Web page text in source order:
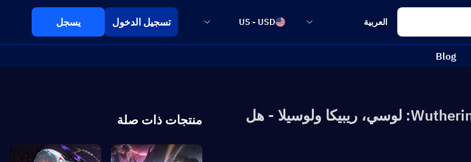
العربية US - USD تسجيل الدخول يسجل
Blog
رايات Wuthering Waves 3.4: لوسي، ريبيكا ولوسيلا - هل
منتجات ذات صلة